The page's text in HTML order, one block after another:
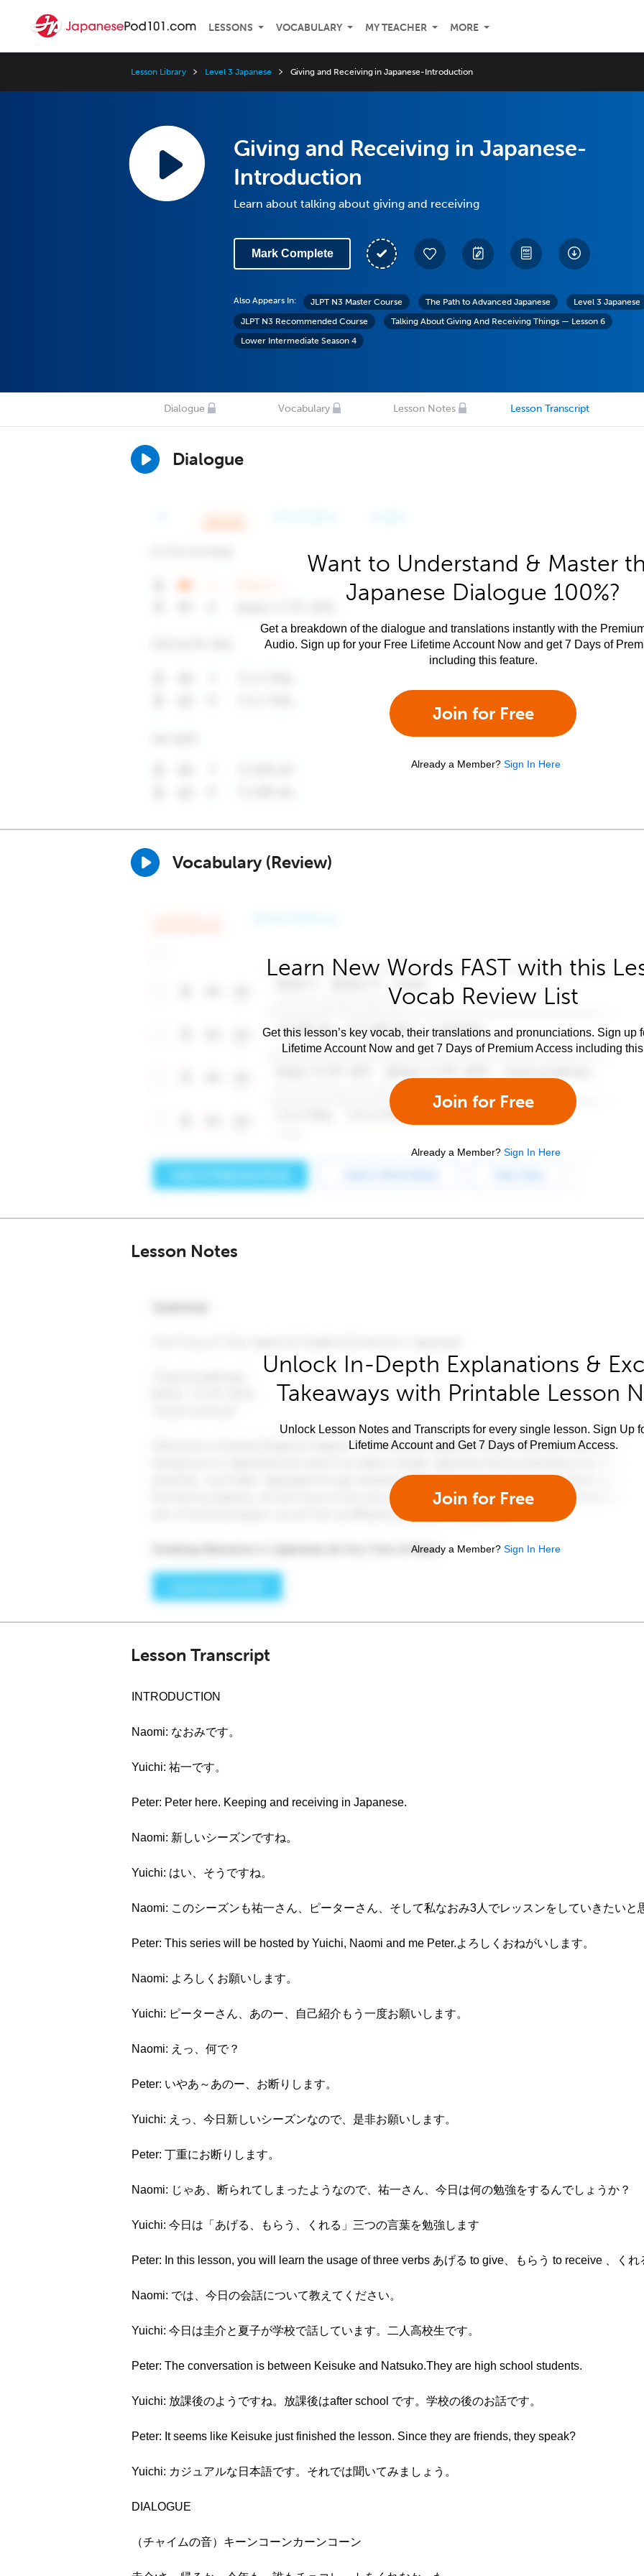
LESSONS VOCABULARY MY TEACHER MORE
Lesson Library Level 3 Japanese Giving and Receiving in Japanese-Introduction
Giving and Receiving in Japanese-
Introduction
Learn about talking about giving and receiving
Mark Complete
Also Appears In: JLPT N3 Master Course The Path to Advanced Japanese
Level 3 Japanese
JLPT N3 Recommended Course
Talking About Giving And Receiving Things — Lesson 6
Lower Intermediate Season 4
Dialogue Vocabulary Lesson Notes Lesson Transcript
Dialogue
Want to Understand & Master
Japanese Dialogue 100%?
Get a breakdown of the dialogue and translations instantly with the
Audio. Sign up for your Free Lifetime Account Now and get 7 Days of
including this feature.
Join for Free
Already a Member? Sign In Here
Vocabulary (Review)
Learn New Words FAST with this
Vocab Review List
Get this lesson’s key vocab, their translations and pronunciations. Sign up
Lifetime Account Now and get 7 Days of Premium Access including
Join for Free
Already a Member? Sign In Here
Lesson Notes
Unlock In-Depth Explanations &
Takeaways with Printable Lesson
Unlock Lesson Notes and Transcripts for every single lesson. Sign Up
Lifetime Account and Get 7 Days of Premium Access.
Join for Free
Already a Member? Sign In Here
Lesson Transcript
INTRODUCTION
Naomi: なおみです。
Yuichi: 祐一です。
Peter: Peter here. Keeping and receiving in Japanese.
Naomi: 新しいシーズンですね。
Yuichi: はい、そうですね。
Naomi: このシーズンも祐一さん、ピーターさん、そして私なおみ3人でレッスンをしていきたいと
Peter: This series will be hosted by Yuichi, Naomi and me Peter.よろしくおねがいします。
Naomi: よろしくお願いします。
Yuichi: ピーターさん、あのー、自己紹介もう一度お願いします。
Naomi: えっ、何で？
Peter: いやあ～あのー、お断りします。
Yuichi: えっ、今日新しいシーズンなので、是非お願いします。
Peter: 丁重にお断りします。
Naomi: じゃあ、断られてしまったようなので、祐一さん、今日は何の勉強をするんでしょうか？
Yuichi: 今日は「あげる、もらう、くれる」三つの言葉を勉強します
Peter: In this lesson, you will learn the usage of three verbs あげる to give、もらう to receive 、くれ
Naomi: では、今日の会話について教えてください。
Yuichi: 今日は圭介と夏子が学校で話しています。二人高校生です。
Peter: The conversation is between Keisuke and Natsuko.They are high school students.
Yuichi: 放課後のようですね。放課後はafter school です。学校の後のお話です。
Peter: It seems like Keisuke just finished the lesson. Since they are friends, they speak?
Yuichi: カジュアルな日本語です。それでは聞いてみましょう。
DIALOGUE
（チャイムの音）キーンコーンカーンコーン